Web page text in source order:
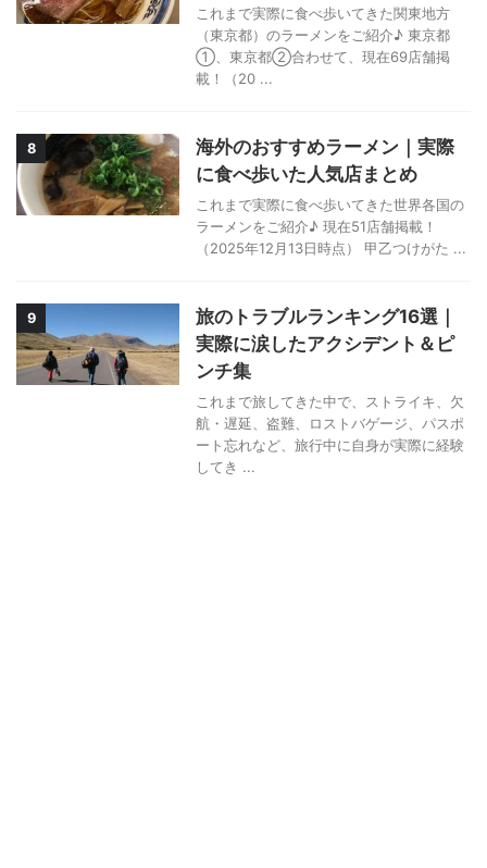
これまで実際に食べ歩いてきた関東地方
（東京都）のラーメンをご紹介♪ 東京都
①、東京都②合わせて、現在69店舗掲
載！（20 ...
8
海外のおすすめラーメン｜実際
に食べ歩いた人気店まとめ
これまで実際に食べ歩いてきた世界各国の
ラーメンをご紹介♪ 現在51店舗掲載！
（2025年12月13日時点） 甲乙つけがた ...
9
旅のトラブルランキング16選｜
実際に涙したアクシデント＆ピ
ンチ集
これまで旅してきた中で、ストライキ、欠
航・遅延、盗難、ロストバゲージ、パスポ
ート忘れなど、旅行中に自身が実際に経験
してき ...